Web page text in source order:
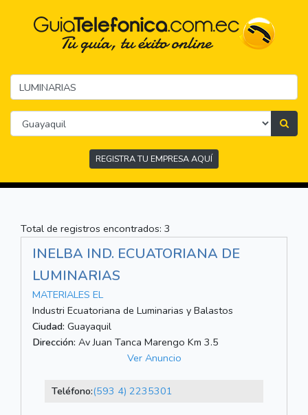
REGISTRA TU EMPRESA AQUÍ
Total de registros encontrados: 3
INELBA IND. ECUATORIANA DE
LUMINARIAS
MATERIALES EL
Industri Ecuatoriana de Luminarias y Balastos
Ciudad: Guayaquil
Dirección: Av Juan Tanca Marengo Km 3.5
Ver Anuncio
Teléfono:(593 4) 2235301